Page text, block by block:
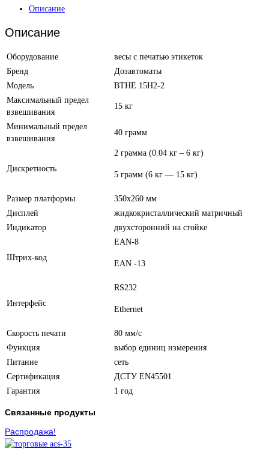
Описание
Описание
Оборудование
весы с печатью этикеток
Бренд
Дозавтоматы
Модель
ВТНЕ 15Н2-2
Максимальный предел
взвешивания
15 кг
Минимальный предел
взвешивания
40 грамм
Дискретность
2 грамма (0.04 кг – 6 кг)
5 грамм (6 кг — 15 кг)
Размер платформы
350х260 мм
Дисплей
жидкокристаллический матричный
Индикатор
двухсторонний на стойке
Штрих-код
EAN-8
EAN -13
Интерфейс
RS232
Ethernet
Скорость печати
80 мм/с
Функция
выбор единиц измерения
Питание
сеть
Сертификация
ДСТУ EN45501
Гарантия
1 год
Связанные продукты
Распродажа!